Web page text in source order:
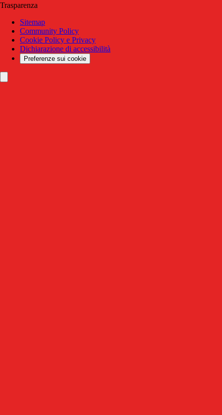
Trasparenza
Sitemap
Community Policy
Cookie Policy e Privacy
Dichiarazione di accessibilità
Preferenze sui cookie